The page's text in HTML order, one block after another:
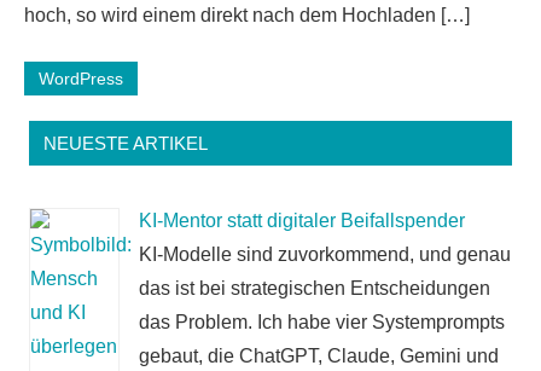
hoch, so wird einem direkt nach dem Hochladen […]
WordPress
NEUESTE ARTIKEL
KI-Mentor statt digitaler Beifallspender
KI-Modelle sind zuvorkommend, und genau
das ist bei strategischen Entscheidungen
das Problem. Ich habe vier Systemprompts
gebaut, die ChatGPT, Claude, Gemini und